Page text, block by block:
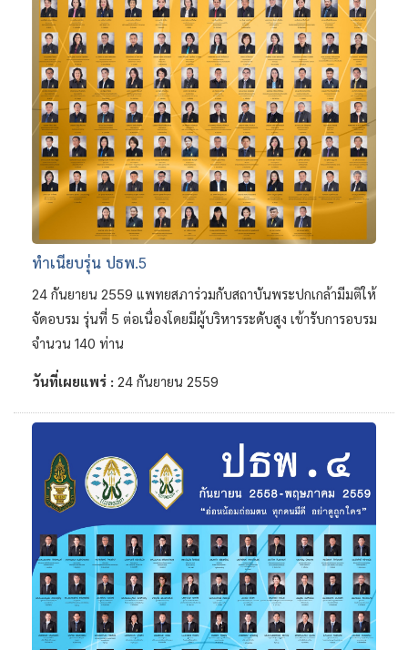
ทำเนียบรุ่น ปธพ.5
24 กันยายน 2559 แพทยสภาร่วมกับสถาบันพระปกเกล้ามีมติให้
จัดอบรม รุ่นที่ 5 ต่อเนื่องโดยมีผู้บริหารระดับสูง เข้ารับการอบรม
จำนวน 140 ท่าน
วันที่เผยแพร่ : 24 กันยายน 2559